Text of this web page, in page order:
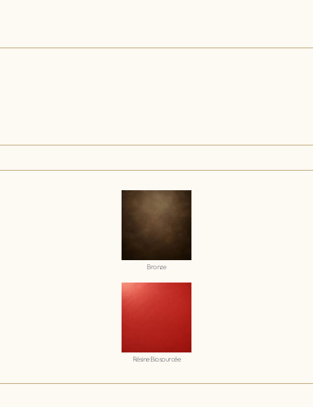
Bronze
Résine Biosourcée